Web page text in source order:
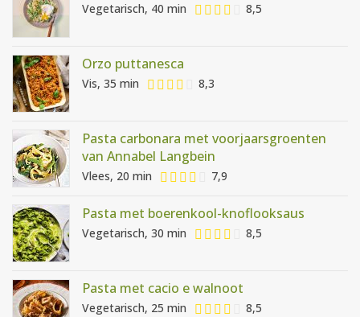
Vegetarisch, 40 min 8,5
Orzo puttanesca
Vis, 35 min 8,3
Pasta carbonara met voorjaarsgroenten
van Annabel Langbein
Vlees, 20 min 7,9
Pasta met boerenkool-knoflooksaus
Vegetarisch, 30 min 8,5
Pasta met cacio e walnoot
Vegetarisch, 25 min 8,5